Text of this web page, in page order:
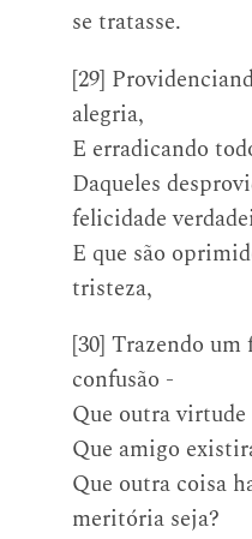
se tratasse.
[29]
alegria,
E erradicando
Daqueles
felicidade
E que são
tristeza,
[30] Trazendo
confusão -
Que outra
Que amigo
Que outra coisa
meritória seja?